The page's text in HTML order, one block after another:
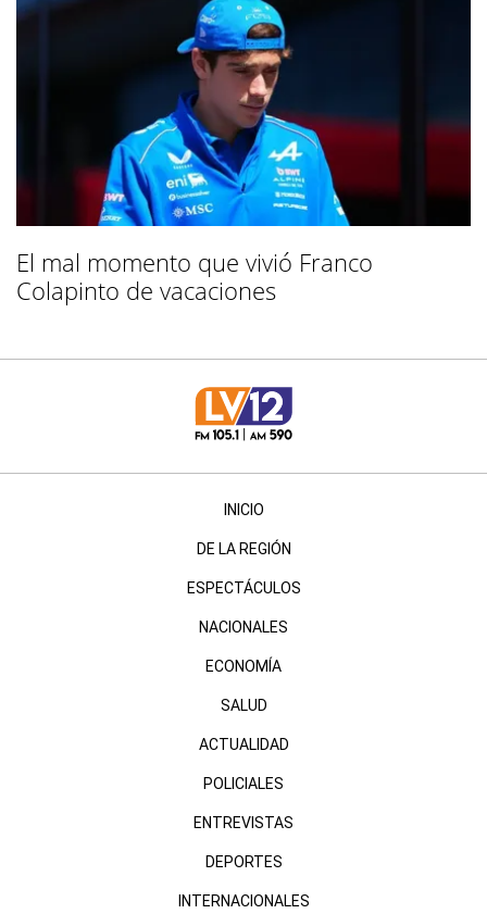
El mal momento que vivió Franco
Colapinto de vacaciones
INICIO
DE LA REGIÓN
ESPECTÁCULOS
NACIONALES
ECONOMÍA
SALUD
ACTUALIDAD
POLICIALES
ENTREVISTAS
DEPORTES
INTERNACIONALES